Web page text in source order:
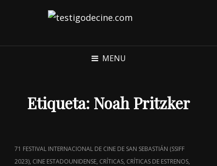
MENU
Etiqueta: Noah Pritzker
CAT
LINKS
71 FESTIVAL INTERNACIONAL DE CINE DE SAN SEBASTIÁN (SSIFF
2023), CINE ESTADOUNIDENSE, CRÍTICAS, CRÍTICAS DE ESTRENOS,